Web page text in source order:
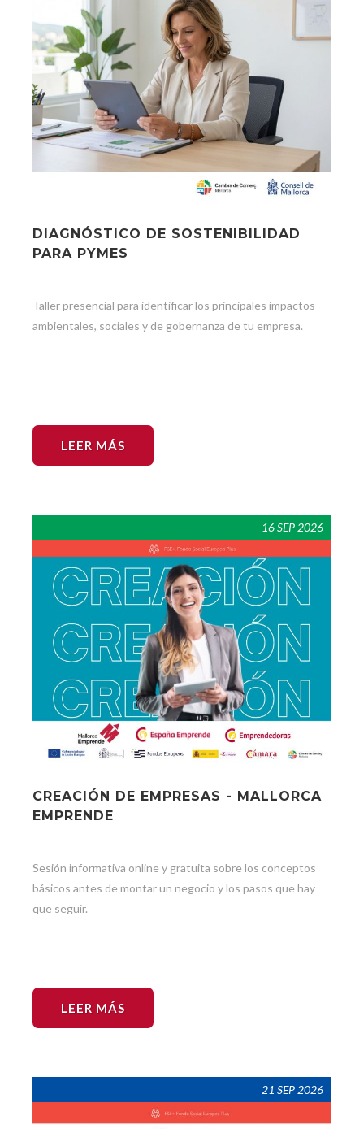
DIAGNÓSTICO DE SOSTENIBILIDAD
PARA PYMES
Taller presencial para identificar los principales impactos
ambientales, sociales y de gobernanza de tu empresa.
LEER MÁS
16 SEP 2026
CREACIÓN DE EMPRESAS - MALLORCA
EMPRENDE
Sesión informativa online y gratuita sobre los conceptos
básicos antes de montar un negocio y los pasos que hay
que seguir.
LEER MÁS
21 SEP 2026